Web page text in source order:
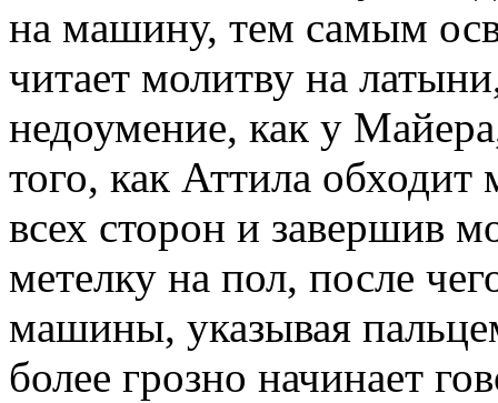
на машину, тем самым
читает молитву на
недоумение, как у
того, как Аттила обходит
всех сторон и завершив
метелку на пол, после
машины, указывая
более грозно начинает